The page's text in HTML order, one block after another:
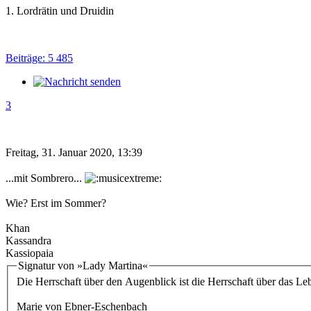
1. Lordrätin und Druidin
Beiträge: 5 485
3
Freitag, 31. Januar 2020, 13:39
...mit Sombrero...
Wie? Erst im Sommer?
Khan
Kassandra
Kassiopaia
Signatur von »Lady Martina«
Die Herrschaft über den Augenblick ist die Herrschaft über das
Marie von Ebner-Eschenbach